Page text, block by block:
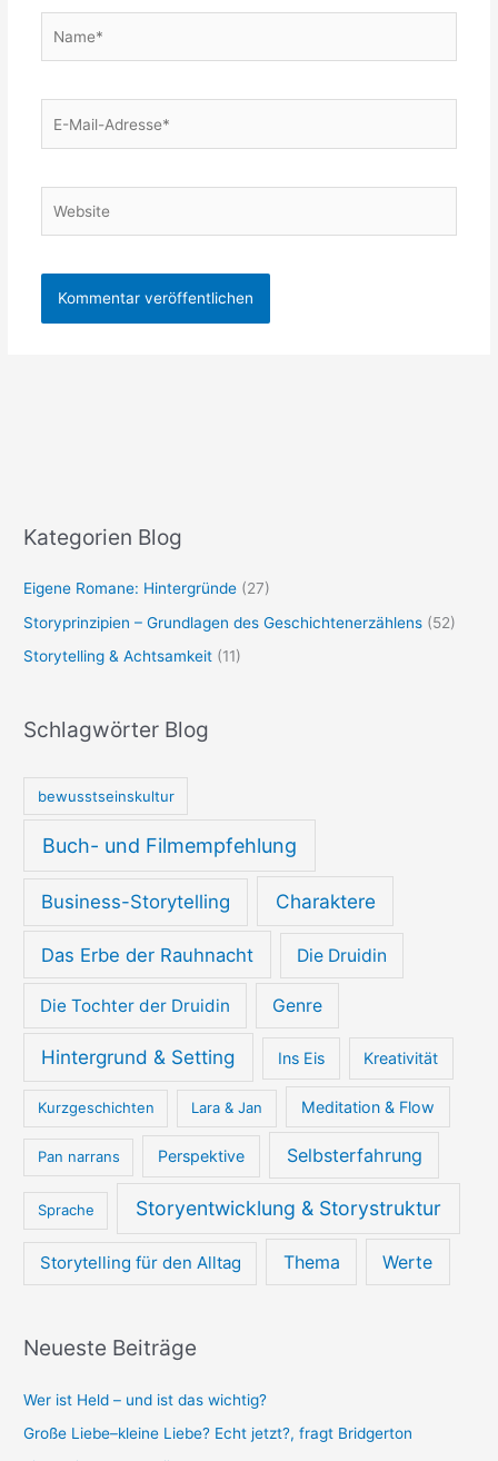
Mail-
Kategorien Blog
Eigene Romane: Hintergründe (27)
Storyprinzipien – Grundlagen des Geschichtenerzählens (52)
Storytelling & Achtsamkeit (11)
Schlagwörter Blog
bewusstseinskultur
Buch- und Filmempfehlung
Business-Storytelling Charaktere
Das Erbe der Rauhnacht Die Druidin
Die Tochter der Druidin Genre
Hintergrund & Setting Ins Eis Kreativität
Kurzgeschichten Lara & Jan Meditation & Flow
Pan narrans Perspektive Selbsterfahrung
Sprache Storyentwicklung & Storystruktur
Storytelling für den Alltag Thema Werte
Neueste Beiträge
Wer ist Held – und ist das wichtig?
Große Liebe–kleine Liebe? Echt jetzt?, fragt Bridgerton